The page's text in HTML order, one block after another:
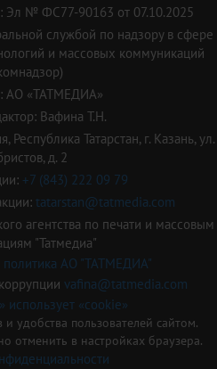
Эл № ФС77-90163 от 07.10.2025
службой по надзору в сфере
и массовых коммуникаций
АО «ТАТМЕДИА»
Вафина Т.Н.
Татарстан, г. Казань, ул.
д. 2
+7 (843) 222 09 79
tatarstan@tatmedia.com
агентства по печати и массовым
"Татмедиа"
политика АО "ТАТМЕДИА"
vafina@tatmedia.com
«cookie»
удобства пользователей сайтом.
отменить в настройках браузера.